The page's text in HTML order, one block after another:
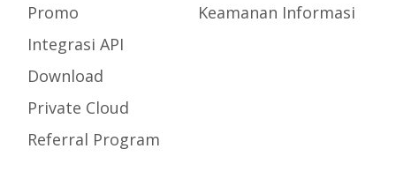
Promo
Integrasi API
Download
Private Cloud
Referral Program
Keamanan Informasi